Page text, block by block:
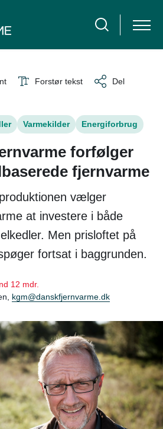
Forstør tekst Del
Varmekilder Energiforbrug
forfølger
fjernvarme
vælger
at investere i både
Men prisloftet på
fortsat i baggrunden.
12 mdr.
kgm@danskfjernvarme.dk